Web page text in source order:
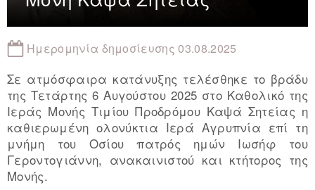
Ημερομηνία δημοσίευσης 03.08.2025
Σε ατμόσφαιρα κατάνυξης τελέσθηκε το βράδυ
της Τετάρτης 6 Αυγούστου 2025 στο Καθολικό της
Ιεράς Μονής Τιμίου Προδρόμου Καψά Σητείας η
καθιερωμένη ολονύκτια Ιερά Αγρυπνία επί τη
μνήμη του Οσίου πατρός ημών Ιωσήφ του
Γεροντογιάννη, ανακαινιστού και κτήτορος της
Μονής.